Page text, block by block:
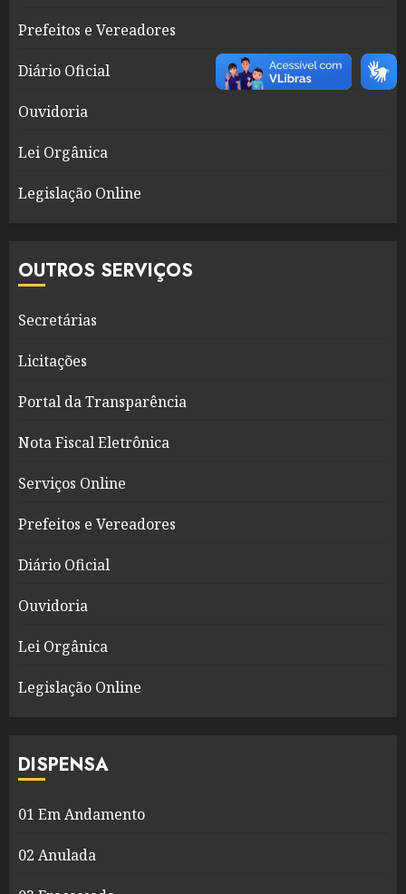
Prefeitos e Vereadores
Diário Oficial
Ouvidoria
Lei Orgânica
Legislação Online
OUTROS SERVIÇOS
Secretárias
Licitações
Portal da Transparência
Nota Fiscal Eletrônica
Serviços Online
Prefeitos e Vereadores
Diário Oficial
Ouvidoria
Lei Orgânica
Legislação Online
DISPENSA
01 Em Andamento
02 Anulada